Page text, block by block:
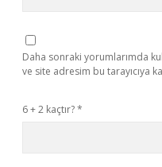
Daha sonraki yorumlarımda
ve site adresim bu tarayıcıya
6 + 2 kaçtır?*